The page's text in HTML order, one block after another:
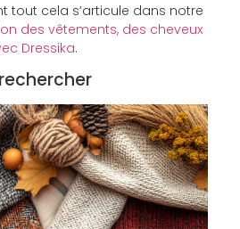
tout cela s’articule dans notre
des vêtements, des cheveux
Dressika.